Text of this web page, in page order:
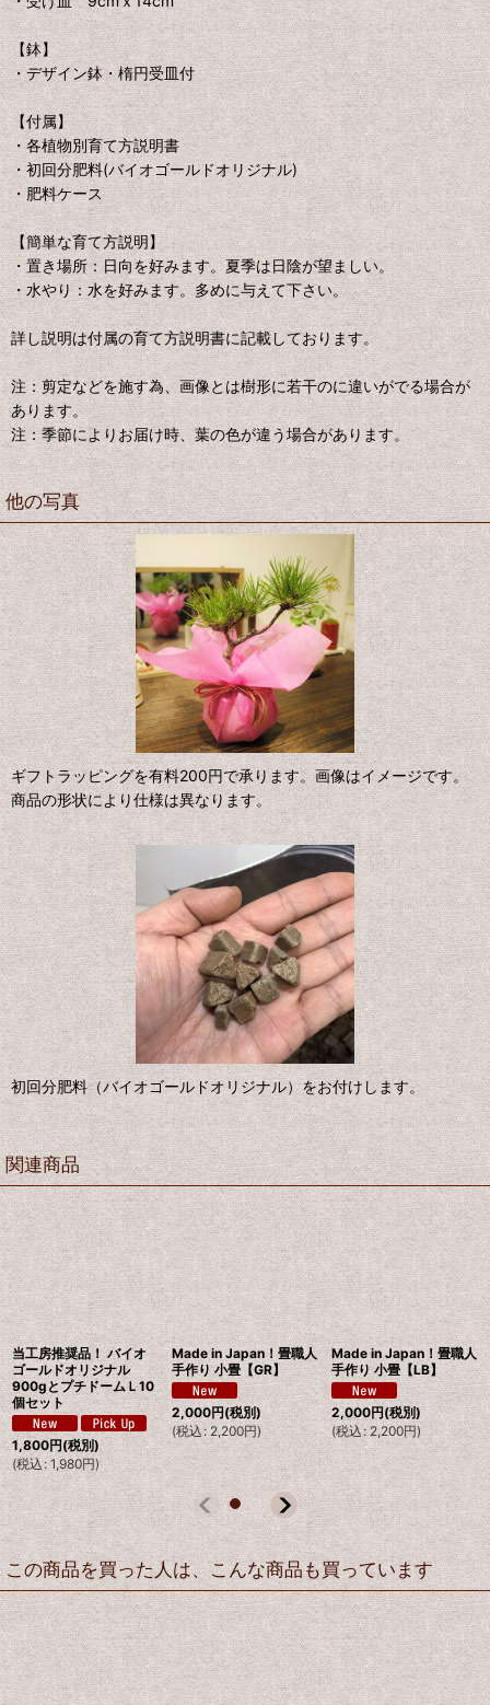
【鉢】
・デザイン鉢・楕円受皿付
【付属】
・各植物別育て方説明書
・初回分肥料(バイオゴールドオリジナル)
・肥料ケース
【簡単な育て方説明】
・置き場所：日向を好みます。夏季は日陰が望ましい。
・水やり：水を好みます。多めに与えて下さい。
詳し説明は付属の育て方説明書に記載しております。
注：剪定などを施す為、画像とは樹形に若干のに違いがでる場合が
あります。
注：季節によりお届け時、葉の色が違う場合があります。
他の写真
ギフトラッピングを有料200円で承ります。画像はイメージです。
商品の形状により仕様は異なります。
初回分肥料（バイオゴールドオリジナル）をお付けします。
関連商品
当工房推奨品！ バイオ
ゴールドオリジナル
900gとプチドームＬ10
個セット
1,800円(税別)
(税込: 1,980円)
Made in Japan！畳職人
手作り 小畳【GR】
2,000円(税別)
(税込 : 2,200円)
Made in Japan！畳職人
手作り 小畳【LB】
2,000円(税別)
(税込: 2,200円)
この商品を買った人は、こんな商品も買っています